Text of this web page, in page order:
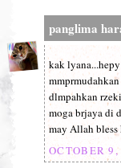
panglima
kak
dlmpahkan
moga brjaya di
may Allah
OCTOBER